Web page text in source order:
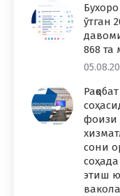
ўтган
868 та
фоизи
сони
этиш